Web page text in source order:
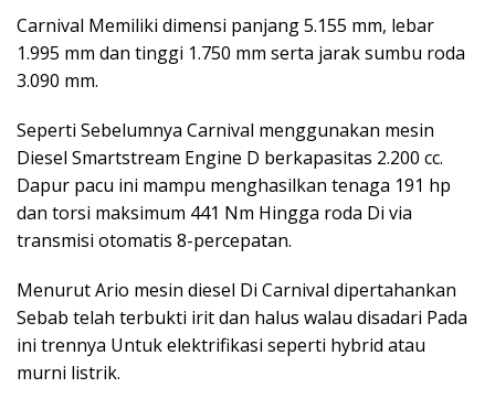
Carnival Memiliki dimensi panjang 5.155 mm, lebar
1.995 mm dan tinggi 1.750 mm serta jarak sumbu roda
3.090 mm.
Seperti Sebelumnya Carnival menggunakan mesin
Diesel Smartstream Engine D berkapasitas 2.200 cc.
Dapur pacu ini mampu menghasilkan tenaga 191 hp
dan torsi maksimum 441 Nm Hingga roda Di via
transmisi otomatis 8-percepatan.
Menurut Ario mesin diesel Di Carnival dipertahankan
Sebab telah terbukti irit dan halus walau disadari Pada
ini trennya Untuk elektrifikasi seperti hybrid atau
murni listrik.